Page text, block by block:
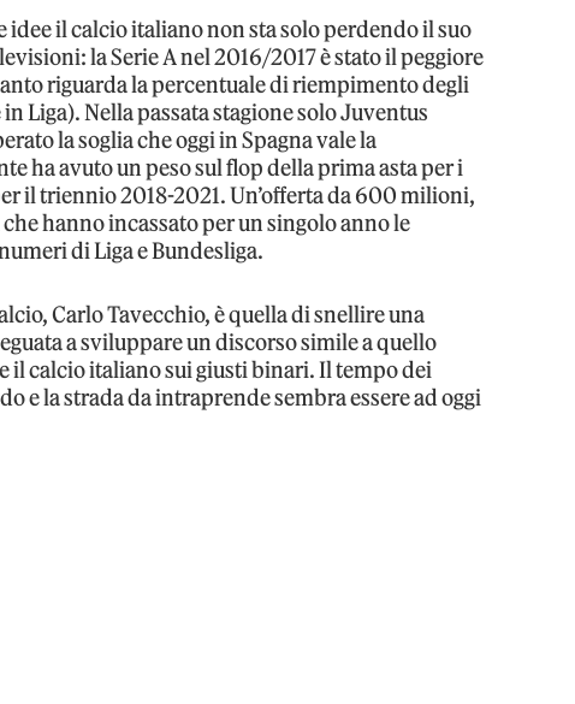
il calcio italiano non sta solo perdendo il suo
la Serie A nel 2016/2017 è stato il peggiore
riguarda la percentuale di riempimento degli
Liga). Nella passata stagione solo Juventus
la soglia che oggi in Spagna vale la
ha avuto un peso sul flop della prima asta per i
il triennio 2018-2021. Un’offerta da 600 milioni,
hanno incassato per un singolo anno le
di Liga e Bundesliga.
Carlo Tavecchio, è quella di snellire una
a sviluppare un discorso simile a quello
il calcio italiano sui giusti binari. Il tempo dei
e la strada da intraprende sembra essere ad oggi